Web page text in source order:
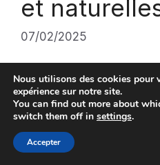
et
07/02/2025
Le cholestérol élevé
majeur pour la santé
seulement dix jours, il
une baisse grâce à des
Nous utilisons des cookies pour
expérience sur notre site.
You can find out more about
switch them off in settings.
Accepter